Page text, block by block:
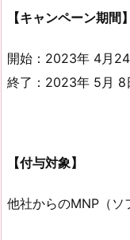
【キャンペーン期間】
開始：2023年 4月24
終了：2023年 5月 8
【付与対象】
他社からのMNP（ソ